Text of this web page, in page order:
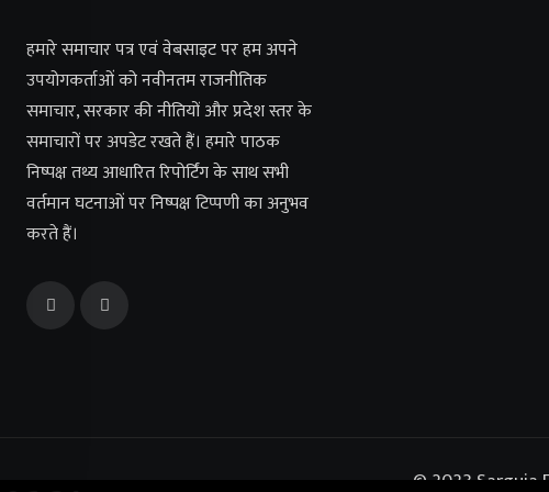
हमारे समाचार पत्र एवं वेबसाइट पर हम अपने
उपयोगकर्ताओं को नवीनतम राजनीतिक
समाचार, सरकार की नीतियों और प्रदेश स्तर के
समाचारों पर अपडेट रखते हैं। हमारे पाठक
निष्पक्ष तथ्य आधारित रिपोर्टिंग के साथ सभी
वर्तमान घटनाओं पर निष्पक्ष टिप्पणी का अनुभव
करते हैं।
© 2023 Sarguja